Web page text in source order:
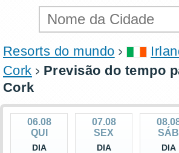
Resorts do mundo
Cork
Previsão do tempo
Cork
06.08
QUI
DIA
07.08
SEX
DIA
SÁB
DIA